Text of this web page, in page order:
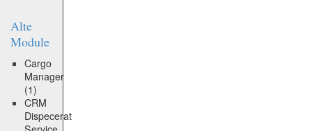
Alte
Module
Cargo
Manager
(1)
CRM
Dispecerat